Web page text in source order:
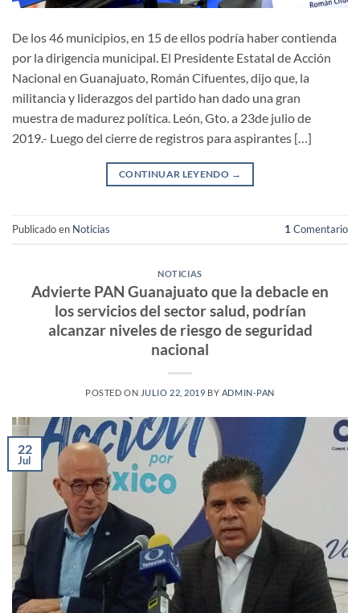
De los 46 municipios, en 15 de ellos podría haber contienda
por la dirigencia municipal. El Presidente Estatal de Acción
Nacional en Guanajuato, Román Cifuentes, dijo que, la
militancia y liderazgos del partido han dado una gran
muestra de madurez política. León, Gto. a 23de julio de
2019.- Luego del cierre de registros para aspirantes […]
CONTINUAR LEYENDO →
Publicado en Noticias 1 Comentario
NOTICIAS
Advierte PAN Guanajuato que la debacle en
los servicios del sector salud, podrían
alcanzar niveles de riesgo de seguridad
nacional
POSTED ON JULIO 22, 2019 BY ADMIN-PAN
22
Jul